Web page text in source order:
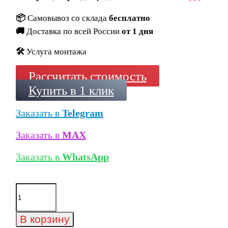
📦 Самовывоз со склада бесплатно
🚚 Доставка по всей России от 1 дня
🛠️ Услуга монтажа
Рассчитать стоимость
Купить в 1 клик
Заказать в Telegram
Заказать в MAX
Заказать в WhatsApp
Количество
товара
Recke
облицовочный
В корзину